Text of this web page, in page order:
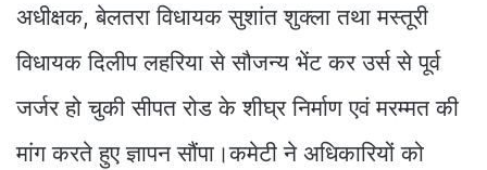
अधीक्षक, बेलतरा विधायक सुशांत शुक्ला तथा मस्तूरी
विधायक दिलीप लहरिया से सौजन्य भेंट कर उर्स से पूर्व
जर्जर हो चुकी सीपत रोड के शीघ्र निर्माण एवं मरम्मत की
मांग करते हुए ज्ञापन सौंपा।कमेटी ने अधिकारियों को